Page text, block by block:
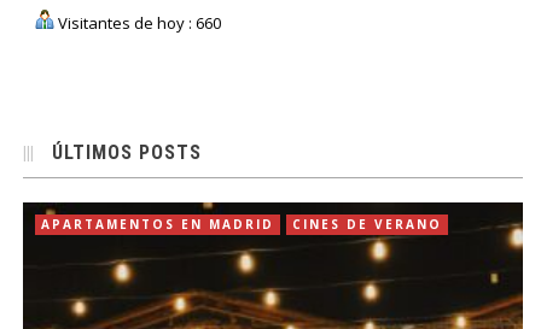
Visitantes de hoy : 660
ÚLTIMOS POSTS
APARTAMENTOS EN MADRID CINES DE VERANO